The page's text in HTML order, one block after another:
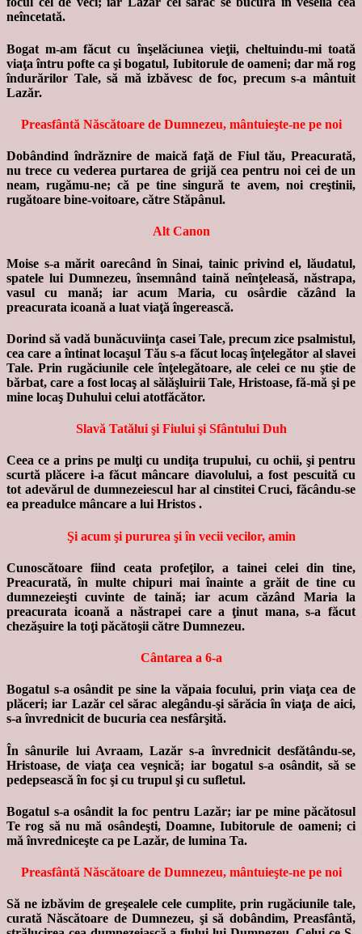
neîncetată.
Bogat m-am făcut cu înşelăciunea vieţii, cheltuindu-mi toată
viaţa întru pofte ca şi bogatul, Iubitorule de oameni; dar mă rog
îndurărilor Tale, să mă izbăvesc de foc, precum s-a mântuit
Lazăr.
Preasfântă Născătoare de Dumnezeu, mântuieşte-ne pe noi
Dobândind îndrăznire de maică faţă de Fiul tău, Preacurată,
nu trece cu vederea purtarea de grijă cea pentru noi cei de un
neam, rugămu-ne; că pe tine singură te avem, noi creştinii,
rugătoare bine-voitoare, către Stăpânul.
Alt Canon
Moise s-a mărit oarecând în Sinai, tainic privind el, lăudatul,
spatele lui Dumnezeu, însemnând taină neînţeleasă, năstrapa,
vasul cu mană; iar acum Maria, cu osârdie căzând la
preacurata icoană a luat viaţă îngerească.
Dorind să vadă bunăcuviinţa casei Tale, precum zice psalmistul,
cea care a întinat locaşul Tău s-a făcut locaş înţelegător al slavei
Tale. Prin rugăciunile cele înţelegătoare, ale celei ce nu ştie de
bărbat, care a fost locaş al sălăşluirii Tale, Hristoase, fă-mă şi pe
mine locaş Duhului celui atotfăcător.
Slavă Tatălui şi Fiului şi Sfântului Duh
Ceea ce a prins pe mulţi cu undiţa trupului, cu ochii, şi pentru
scurtă plăcere i-a făcut mâncare diavolului, a fost pescuită cu
tot adevărul de dumnezeiescul har al cinstitei Cruci, făcându-se
ea preadulce mâncare a lui Hristos .
Şi acum şi pururea şi în vecii vecilor, amin
Cunoscătoare fiind ceata profeţilor, a tainei celei din tine,
Preacurată, în multe chipuri mai înainte a grăit de tine cu
dumnezeieşti cuvinte de taină; iar acum căzând Maria la
preacurata icoană a năstrapei care a ţinut mana, s-a făcut
chezăşuire la toţi păcătoşii către Dumnezeu.
Cântarea a 6-a
Bogatul s-a osândit pe sine la văpaia focului, prin viaţa cea de
plăceri; iar Lazăr cel sărac alegându-şi sărăcia în viaţa de aici,
s-a învrednicit de bucuria cea nesfârşită.
În sânurile lui Avraam, Lazăr s-a învrednicit desfătându-se,
Hristoase, de viaţa cea veşnică; iar bogatul s-a osândit, să se
pedepsească în foc şi cu trupul şi cu sufletul.
Bogatul s-a osândit la foc pentru Lazăr; iar pe mine păcătosul
Te rog să nu mă osândeşti, Doamne, Iubitorule de oameni; ci
mă învredniceşte ca pe Lazăr, de lumina Ta.
Preasfântă Născătoare de Dumnezeu, mântuieşte-ne pe noi
Să ne izbăvim de greşealele cele cumplite, prin rugăciunile tale,
curată Născătoare de Dumnezeu, şi să dobândim, Preasfântă,